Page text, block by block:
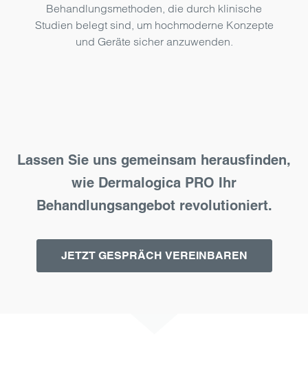
Behandlungsmethoden, die durch klinische
Studien belegt sind, um hochmoderne Konzepte
und Geräte sicher anzuwenden.
Lassen Sie uns gemeinsam herausfinden,
wie Dermalogica PRO Ihr
Behandlungsangebot revolutioniert.
JETZT GESPRÄCH VEREINBAREN